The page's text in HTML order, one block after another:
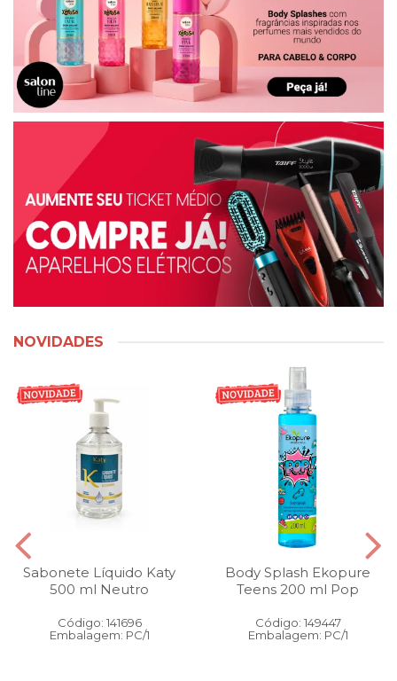
NOVIDADES
Sabonete Líquido Katy
500 ml Neutro
Código: 141696
Embalagem: PC/1
Body Splash Ekopure
Teens 200 ml Pop
Código: 149447
Embalagem: PC/1